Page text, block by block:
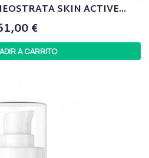
SKIN ACTIVE...
€
A CARRITO